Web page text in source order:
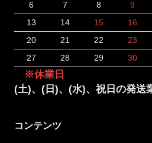
6
7 8 9
13
14 15 16
20
21 22 23
27
28 29 30
※休業日
(土)、(日)、(水)、祝日の発送
コンテンツ